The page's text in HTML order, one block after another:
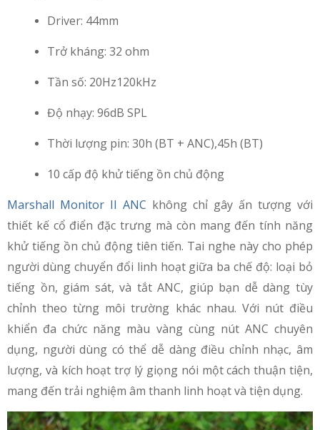
Driver: 44mm
Trở kháng: 32 ohm
Tần số: 20Hz120kHz
Độ nhạy: 96dB SPL
Thời lượng pin: 30h (BT + ANC),45h (BT)
10 cấp độ khử tiếng ồn chủ động
Marshall Monitor II ANC không chỉ gây ấn tượng với
thiết kế cổ điển đặc trưng mà còn mang đến tính năng
khử tiếng ồn chủ động tiên tiến. Tai nghe này cho phép
người dùng chuyển đổi linh hoạt giữa ba chế độ: loại bỏ
tiếng ồn, giám sát, và tắt ANC, giúp bạn dễ dàng tùy
chỉnh theo từng môi trường khác nhau. Với nút điều
khiển đa chức năng màu vàng cùng nút ANC chuyên
dụng, người dùng có thể dễ dàng điều chỉnh nhạc, âm
lượng, và kích hoạt trợ lý giọng nói một cách thuận tiện,
mang đến trải nghiệm âm thanh linh hoạt và tiện dụng.